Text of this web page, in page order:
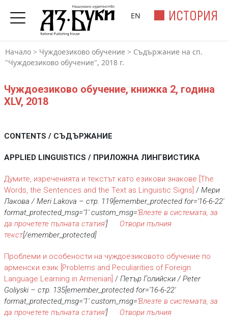
ИСТОРИЯ
EN
Начало > Чуждоезиково обучение > Съдържание на сп.
"Чуждоезиково обучение", 2018 г.
Чуждоезиково обучение, книжка 2, година
XLV, 2018
CONTENTS / СЪДЪРЖАНИЕ
APPLIED LINGUISTICS / ПРИЛОЖНА ЛИНГВИСТИКА
Думите, изреченията и текстът като езикови знакове [The
Words, the Sentences and the Text as Linguistic Signs] / Мери
Лакова / Meri Lakova – стр. 119[emember_protected for='16-6-22'
format_protected_msg='1' custom_msg='Влезте в системата, за
да прочетете пълната статия']
Отвори пълния
текст[/emember_protected]
Проблеми и особености на чуждоезиковото обучение по
арменски език [Problems and Peculiarities of Foreign
Language Learning in Armenian] / Петър Голийски / Peter
Goliyski– стр. 135[emember_protected for='16-6-22'
format_protected_msg='1' custom_msg='Влезте в системата, за
да прочетете пълната статия']
Отвори пълния